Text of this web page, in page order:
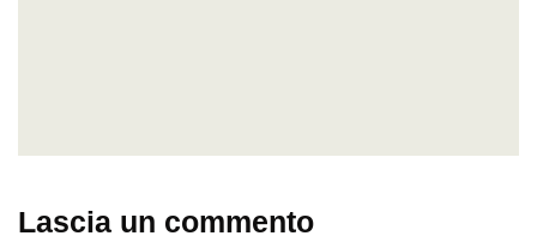
Lascia un commento